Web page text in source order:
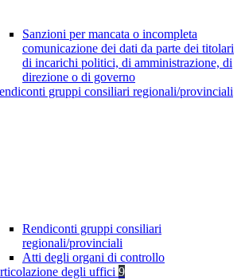
Sanzioni per mancata o incompleta
comunicazione dei dati da parte dei titolari
di incarichi politici, di amministrazione, di
direzione o di governo
gruppi consiliari regionali/provinciali
Rendiconti gruppi consiliari
regionali/provinciali
Atti degli organi di controllo
degli uffici 9